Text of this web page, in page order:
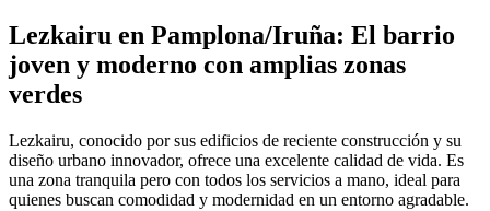
Lezkairu en Pamplona/Iruña: El barrio
joven y moderno con amplias zonas
verdes
Lezkairu, conocido por sus edificios de reciente construcción y su
diseño urbano innovador, ofrece una excelente calidad de vida. Es
una zona tranquila pero con todos los servicios a mano, ideal para
quienes buscan comodidad y modernidad en un entorno agradable.